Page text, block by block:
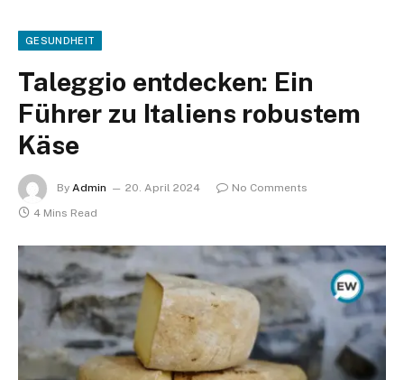
GESUNDHEIT
Taleggio entdecken: Ein
Führer zu Italiens robustem
Käse
By Admin 20. April 2024
No Comments
4 Mins Read